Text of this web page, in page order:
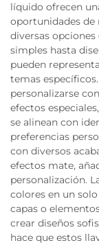
líquido ofrecen
oportunidades de
diversas
simples hasta
pueden
temas
personalizarse
efectos
se alinean con
preferencias
con diversos
efectos mate,
personalización.
colores en un
capas o
crear diseños
hace que estos